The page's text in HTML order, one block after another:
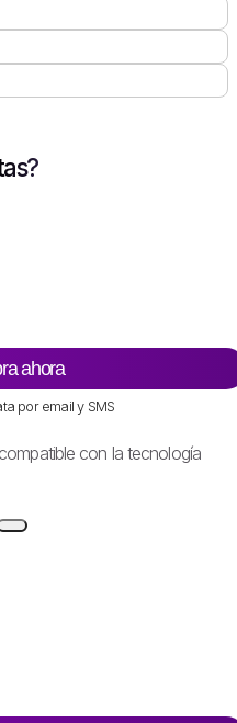
ahora
por email y SMS
con la tecnología